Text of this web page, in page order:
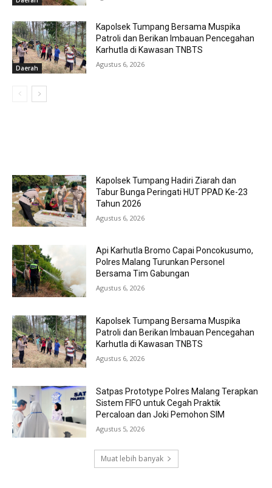
Daerah
Kapolsek Tumpang Bersama Muspika
Patroli dan Berikan Imbauan Pencegahan
Karhutla di Kawasan TNBTS
Agustus 6, 2026
Kapolsek Tumpang Hadiri Ziarah dan
Tabur Bunga Peringati HUT PPAD Ke-23
Tahun 2026
Agustus 6, 2026
Api Karhutla Bromo Capai Poncokusumo,
Polres Malang Turunkan Personel
Bersama Tim Gabungan
Agustus 6, 2026
Kapolsek Tumpang Bersama Muspika
Patroli dan Berikan Imbauan Pencegahan
Karhutla di Kawasan TNBTS
Agustus 6, 2026
Satpas Prototype Polres Malang Terapkan
Sistem FIFO untuk Cegah Praktik
Percaloan dan Joki Pemohon SIM
Agustus 5, 2026
Muat lebih banyak